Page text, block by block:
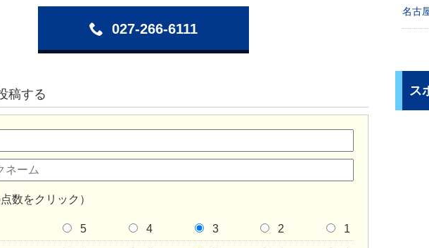
027-266-6111
稿する
数をクリック）
5 4 3 2 1
名古
ス